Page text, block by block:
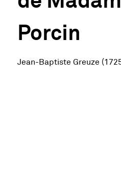
Porcin
Jean-Baptiste Greuze